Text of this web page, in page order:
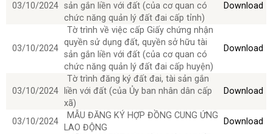
03/10/2024 sản gắn liền với đất (của cơ quan có
chức năng quản lý đất đai cấp tỉnh)
Download
03/10/2024
Tờ trình về việc cấp Giấy chứng nhận
quyền sử dụng đất, quyền sở hữu tài
sản gắn liền với đất (của cơ quan có
chức năng quản lý đất đai cấp huyện)
Download
03/10/2024
Tờ trình đăng ký đất đai, tài sản gắn
liền với đất (của Ủy ban nhân dân cấp
xã)
Download
03/10/2024
MẪU ĐĂNG KÝ HỢP ĐỒNG CUNG ỨNG
LAO ĐỘNG
Download